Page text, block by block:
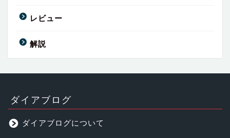
レビュー
解説
ダイアブログ
ダイアブログについて